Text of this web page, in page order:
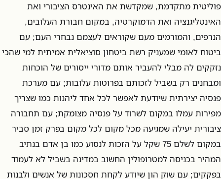
פוליטית מתקדמת, שמקדשת את האינטרס הציבורי ואת
האינטליגנציה ואת הדמוקרטיה, במקום חבורת העלובים,
הנרפים, והמורמים מעם שקוראים לעצמם נבחרי העם; עם
ביטוח לאומי שמעניק רשת ביטחון סוציאלית אמיתית למי שהכי
נזקקים לה מבלי להעביר אותם מדורי ייסורים של הוכחות
ומבחנים רק בשביל לזכותם בפרוטות עלובות; עם מערכת
פנסיה יצירתית שיודעת לאפשר לכל אחד ליהנות כמו שצריך
מפירות עמלו במקום לשרוד על פנסיה מצומקת; עם תחבורה
ציבורית יעילה שמגיעה מכל מקום לכל מקום בפרק זמן סביר
במקום לשלם 75 שקל על הזכות לנסוע כמו בן אדם בנתיב
המהיר בכניסה למטרופולין החשוב במדינה בשביל לא לעמוד
בפקקים; עם שוק הון שיודע לקחת חסכונות של אנשים ולבנות